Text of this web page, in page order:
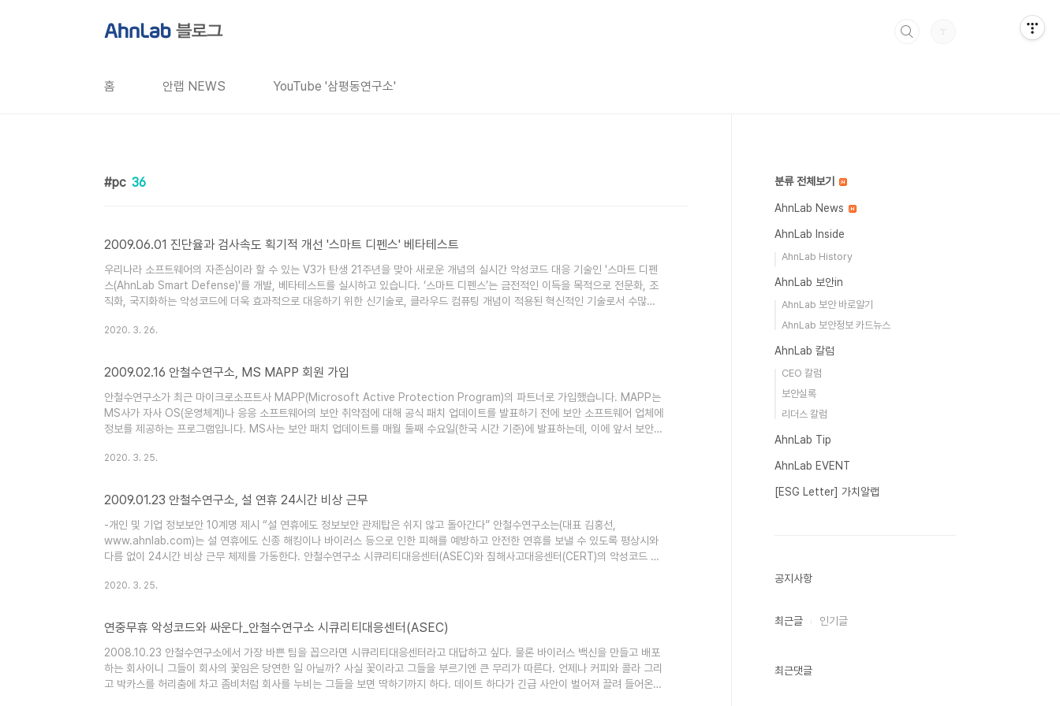
홈 안랩 NEWS YouTube '삼평동연구소'
pc 36
2009.06.01 진단율과 검사속도 획기적 개선 '스마트 디펜스' 베타테스트
우리나라 소프트웨어의 자존심이라 할 수 있는 V3가 탄생 21주년을 맞아 새로운 개념의 실시간 악성코드 대응 기술인 '스마트 디펜
스(AhnLab Smart Defense)'를 개발, 베타테스트를 실시하고 있습니다. ‘스마트 디펜스’는 금전적인 이득을 목적으로 전문화, 조
직화, 국지화하는 악성코드에 더욱 효과적으로 대응하기 위한 신기술로, 클라우드 컴퓨팅 개념이 적용된 혁신적인 기술로서 수많은
일의 시그니처) 데이터베이스를 중앙 서버에서 관리하며 PC 내 파일이 악성코드인지를 실시간으로 확인해 줍니다. 따라서, 진단율
2020. 3. 26.
2009.02.16 안철수연구소, MS MAPP 회원 가입
안철수연구소가 최근 마이크로소프트사 MAPP(Microsoft Active Protection Program)의 파트너로 가입했습니다. MAPP는
MS사가 자사 OS(운영체계)나 응응 소프트웨어의 보안 취약점에 대해 공식 패치 업데이트를 발표하기 전에 보안 소프트웨어 업체에
정보를 제공하는 프로그램입니다. MS사는 보안 패치 업데이트를 매월 둘째 수요일(한국 시간 기준)에 발표하는데, 이에 앞서 보안
로 데이 공격(Zero-day Attacks)을 포함한 다양한 보안 위협에 대해 한층 신속하고 효율적인 대응력을 확보할 수 있게 되었습니
2020. 3. 25.
2009.01.23 안철수연구소, 설 연휴 24시간 비상 근무
-개인 및 기업 정보보안 10계명 제시 “설 연휴에도 정보보안 관제탑은 쉬지 않고 돌아간다” 안철수연구소는(대표 김홍선,
www.ahnlab.com)는 설 연휴에도 신종 해킹이나 바이러스 등으로 인한 피해를 예방하고 안전한 연휴를 보낼 수 있도록 평상시와
다름 없이 24시간 비상 근무 체제를 가동한다. 안철수연구소 시큐리티대응센터(ASEC)와 침해사고대응센터(CERT)의 악성코드 모
휴 기간에 보안 사고가 발생하더라도 신속한 해결책을 제공할 예정이다. 연휴 기간에 신종 악성코드나 오진 사례, 가짜 백신 등이 발
2020. 3. 25.
연중무휴 악성코드와 싸운다_안철수연구소 시큐리티대응센터(ASEC)
2008.10.23 안철수연구소에서 가장 바쁜 팀을 꼽으라면 시큐리티대응센터라고 대답하고 싶다. 물론 바이러스 백신을 만들고 배포
하는 회사이니 그들이 회사의 꽃임은 당연한 일 아닐까? 사실 꽃이라고 그들을 부르기엔 큰 무리가 따른다. 언제나 커피와 콜라 그리
고 박카스를 허리춤에 차고 좀비처럼 회사를 누비는 그들을 보면 딱하기까지 하다. 데이트 하다가 긴급 사안이 벌어져 끌려 들어온 K
분류 전체보기
AhnLab News
AhnLab Inside
AhnLab History
AhnLab 보안in
AhnLab 보안 바로알기
AhnLab 보안정보 카드뉴스
AhnLab 칼럼
CEO 칼럼
보안실록
리더스 칼럼
AhnLab Tip
AhnLab EVENT
[ESG Letter] 가치알랩
공지사항
최근글 인기글
최근댓글